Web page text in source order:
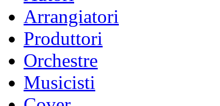
Arrangiatori
Produttori
Orchestre
Musicisti